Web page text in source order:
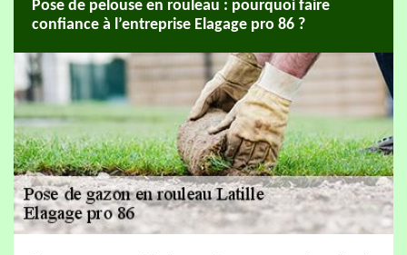
Pose de pelouse en rouleau : pourquoi faire
confiance à l’entreprise Elagage pro 86 ?